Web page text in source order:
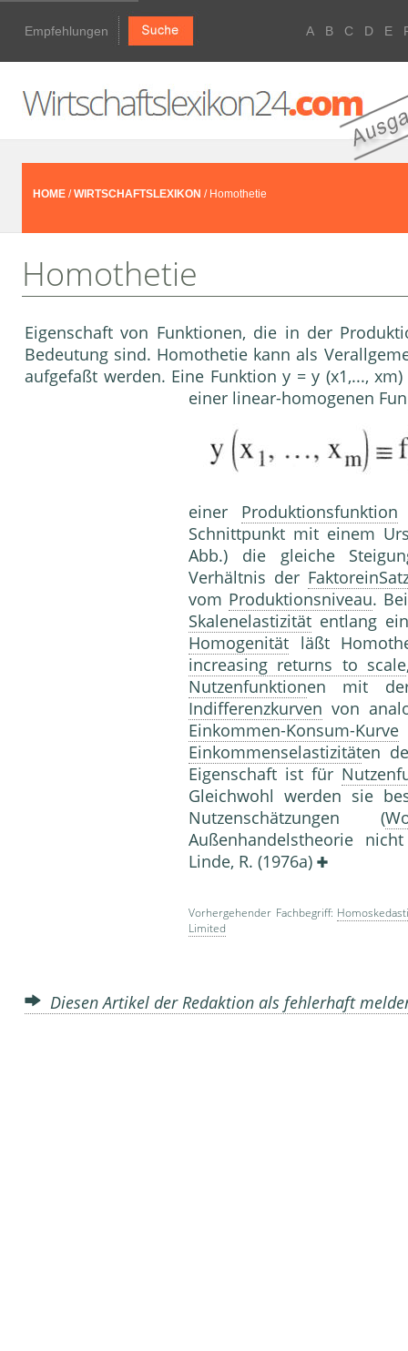
Empfehlungen A B C D E
HOME /WIRTSCHAFTSLEXIKON / Homothetie
Homothetie
Eigenschaft von Funktionen, die in der
Bedeutung sind. Homothetie kann als
aufgefaßt werden. Eine Funktion y = y (x1,...,
einer linear-homogenen
einer Produktionsfunktion
Schnittpunkt mit einem
Abb.) die gleiche
Verhältnis der
vom Produktionsniveau.
Skalenelastizität entlang
Homogenität läßt
increasing returns to scale
Nutzenfunktionen mit der
Indifferenzkurven von
Einkommen-Konsum-Kurve
Einkommenselastizitäten
Eigenschaft ist für
Gleichwohl werden sie
Nutzenschätzungen (
Außenhandelstheorie
Linde, R. (1976a)
Vorhergehender Fachbegriff:
Limited
Diesen Artikel der Redaktion als fehlerhaft